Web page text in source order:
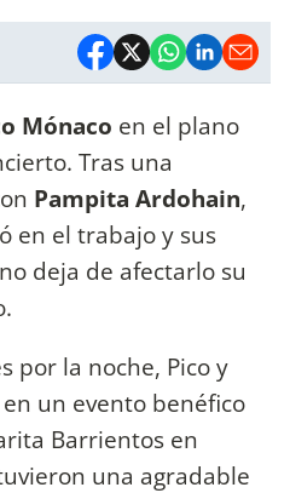
Mónaco en el plano
Tras una
Pampita Ardohain,
en el trabajo y sus
deja de afectarlo su
por la noche, Pico y
un evento benéfico
Barrientos en
una agradable